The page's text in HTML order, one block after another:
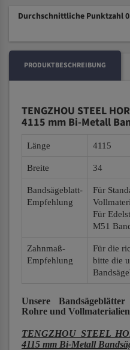
Durchschnittliche Punktzahl
PRODUKTBESCHREIBUNG
TENGZHOU STEEL
4115 mm Bi-Metall
Länge 4115
Breite 34
Bandsägeblatt-
Empfehlung
Für
Für
M51
Zahnmaß-
Empfehlung
Für die
bitte die
Unsere Bandsägeblätter
Rohre und Vollmaterialien
TENGZHOU STEEL
4115 mm Bi-Metall